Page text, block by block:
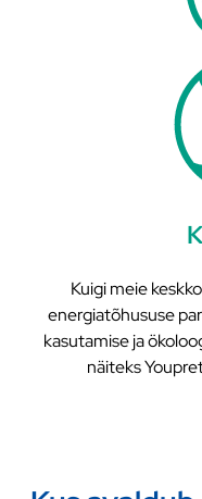
Kuigi meie
energiatõhususe
kasutamise ja
näiteks